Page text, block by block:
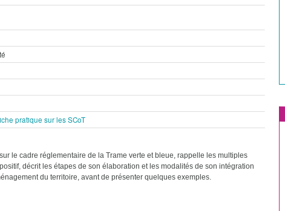
pratique sur les SCoT
le cadre réglementaire de la Trame verte et bleue, rappelle les multiples
décrit les étapes de son élaboration et les modalités de son intégration
du territoire, avant de présenter quelques exemples.